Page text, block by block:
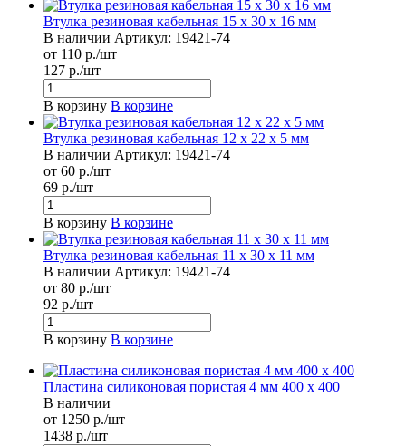
Втулка резиновая кабельная 15 x 30 x 16 мм
В наличии Артикул: 19421-74
от 110 р./шт
127 р./шт
В корзину В корзине
Втулка резиновая кабельная 12 x 22 x 5 мм
В наличии Артикул: 19421-74
от 60 р./шт
69 р./шт
В корзину В корзине
Втулка резиновая кабельная 11 x 30 x 11 мм
В наличии Артикул: 19421-74
от 80 р./шт
92 р./шт
В корзину В корзине
Пластина силиконовая пористая 4 мм 400 х 400
В наличии
от 1250 р./шт
1438 р./шт